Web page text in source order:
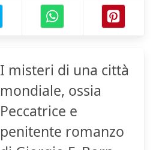
I misteri di una città
mondiale, ossia
Peccatrice e
penitente romanzo